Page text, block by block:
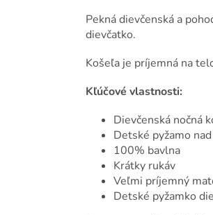
Pekná dievčenská a
dievčatko.
Košeľa je príjemná na
Kľúčové vlastnosti:
Dievčenská nočná
Detské pyžamo
100% bavlna
Krátky rukáv
Veľmi príjemný
Detské pyžamko